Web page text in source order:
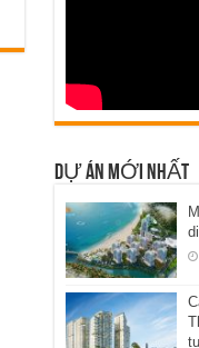
DỰ ÁN MỚI NHẤT